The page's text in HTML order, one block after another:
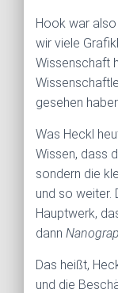
Hook war also
wir viele
Wissenschaft
gesehen
Was Heckl
Wissen, dass
sondern die
und so weiter.
Hauptwerk,
dann
Das heißt,
und die